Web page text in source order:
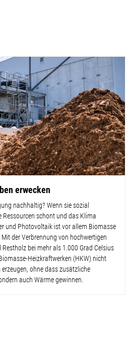
erwecken
nachhaltig? Wenn sie sozial
schont und das Klima
und Photovoltaik ist vor allem Biomasse
der Verbrennung von hochwertigen
bei mehr als 1.000 Grad Celsius
Heizkraftwerken (HKW) nicht
ohne dass zusätzliche
auch Wärme gewinnen.